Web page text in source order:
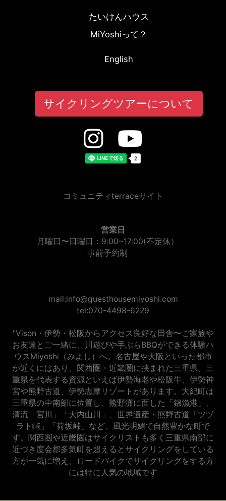
たいけんハウス
MiYoshiって？
English
サイクリングツアーについて
コミュニティterraceサイト
営業日
月曜日〜日曜日：9:00~17:00(不定休）
事前予約制
mail:info@guesthousemiyoshi.com
tel:070-4498-6229
"Vison・伊勢・松阪からアクセス良好な田舎〜ご家族や
お友達とご一緒に、川遊びや手ぶらBBQができる体験ハ
ウスMiyoshi（みよし）へ。名古屋や大阪といった都市
が近くにはあり、関西圏・近畿圏に挟まれた三重県。三
重県を代表する資源といえば伊勢海老や松阪牛、伊勢神
宮や熊野古道、伊勢志摩リゾートがあります。大紀町は
三重県の中南部に位置し、熊野灘に面した「錦漁港」、
清流「宮川」「大内山川」、世界遺産・熊野古道「ツヅ
ラト峠」「荷坂峠」など、風光明媚で自然豊かな町で
す。関西圏や近畿圏はサイクリストも多く三重県南部に
近づき度会郡多気町を超えるとサイクリングをしている
方が一気に増え、ロードバイクでサイクリングをする方
には特に人気の地域です